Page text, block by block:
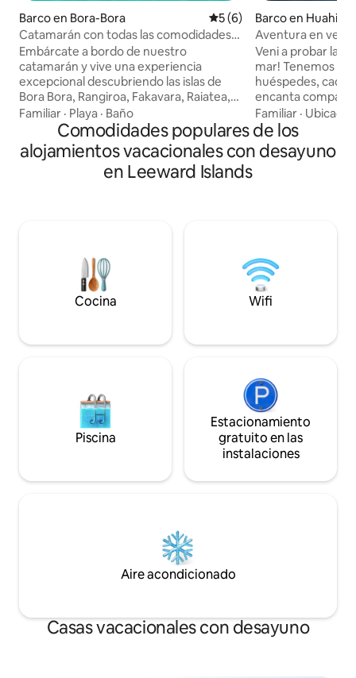
Barco en Bora-Bora Calificación promedio: 5
5 (6)
Catamarán con todas las comodidades
en la laguna más hermosa
Embárcate a bordo de nuestro
catamarán y vive una experiencia
excepcional descubriendo las islas de
Bora Bora, Rangiroa, Fakavara, Raiatea,
Tahaa, Huahine, Moorea o Teahupoo.
Durante su estancia, el alojamiento
estará completamente privatizado,
ofreciendo un lugar único para vivir
donde podrá crear recuerdos
Familiar · Playa · Baño
Barco en Huahine
Aventura en
Huahine
Veni a probar la
mar! Tenemos
huéspedes, cada
encanta
noches de charla
cocktails, paseos
la montaña.
barco y
Familiar ·
Comodidades populares de los
alojamientos vacacionales con desayuno
en Leeward Islands
Cocina Wifi
Piscina
Estacionamiento
gratuito en las
instalaciones
Aire acondicionado
Casas vacacionales con desayuno